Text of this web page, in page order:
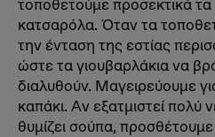
τοποθετούμε προσεκτικά
κατσαρόλα. Όταν τα
την ένταση της εστίας
ώστε τα γιουβαρλάκια να
διαλυθούν. Μαγειρεύουμε
καπάκι. Αν εξατμιστεί πολύ
θυμίζει σούπα,